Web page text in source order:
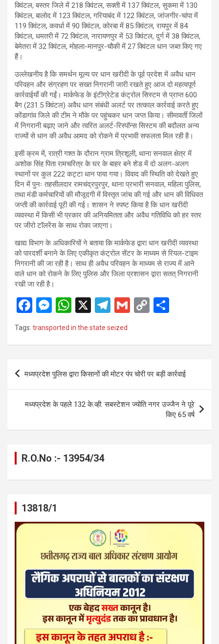
क्विंटल, बस्तर जिले में 218 क्विंटल, सक्ती में 137 क्विंटल, सुकमा में 130
क्विंटल, बालोद में 123 क्विंटल, गरियाबंद में 122 क्विंटल, जांजगीर-चांपा में
119 क्विंटल, कवर्धा में 90 क्विंटल, कोरबा में 85 क्विंटल, रायपुर में 84
क्विंटल, धमतरी में 72 क्विंटल, नारायणपुर में 53 क्विंटल, दुर्ग में 38 क्विंटल,
बेमेतरा में 32 क्विंटल, मोहला-मानपुर-चौकी में 27 क्विंटल धान जब्त किए गए
हैं।
उल्लेखनीय है कि समर्थन मूल्य पर धान खरीदी के पूर्व प्रदेश में अवैध धान
परिवहन और संग्रहण पर सख्त निगरानी जारी रखते हुए आज दो महत्वपूर्ण
कार्रवाईयाँ की गईं। मार्कफेड के इंटीग्रेटेड कंट्रोल सिस्टम से प्राप्त 600
बैग (231.5 क्विंटल) अवैध धान संबंधी अलर्ट पर तत्काल कार्रवाई करते हुए
कोंडागांव जिले की टीम ने मौके पर पहुंचकर धान जप्त किया। सीमावर्ती जिलों
में निगरानी बढ़ाए जाने और त्वरित अलर्ट-रिस्पॉन्स सिस्टम की बदौलत अन्य
राज्यों से धान की अवैध आमद को रोकने में प्रभावी सफलता मिल रही है।
इसी क्रम में, रात्री गश्त के दौरान ग्राम त्रिशूली, थाना सनवाल क्षेत्र में
अशोक सिंह पिता रामचरित्र के घर के बाहर बने शेड में दो अलग-अलग
स्थानों पर कुल 222 कट्टा धान पाया गया। विवाद की स्थिति को देखते हुए
दिन में पुनः तहसीलदार रामचंद्रपुरपुर, थाना प्रभारी सनवाल, महिला पुलिस,
तथा मंडी कर्मचारियों की मौजूदगी में विस्तृत जांच की गई और धान की विधिवत
जप्ती की कार्रवाई पूरी की गई। शासन ने स्पष्ट किया है कि धान खरीदी
व्यवस्था में किसी भी प्रकार की अनियमितता और अवैध गतिविधि को हर स्तर
पर जीरो टॉलरेंस के साथ रोका जाएगा।
खाद्य विभाग के अधिकारियों ने बताया कि मार्कफेड द्वारा धान खरीदी व्यवस्था
को पारदर्शी बनाने के लिए एकीकृत कंट्रोल सेंटर के माध्यम से रियल-टाइम
निगरानी की जा रही है। साथ ही अवैध परिवहन के माध्यम से राज्य में आने
वाले धान को रोकने के लिए पुलिस और जिला प्रशासन द्वारा सतत् निगरानी
रखी जा रही है।
F
a
ce
o
o
k
M
es
se
g
er
W
h
at
A
p
p
X
T
el
e
a
G
C
n
Tags: transported in the state seized
Post
navigation
मध्यप्रदेश पुलिस द्वारा किसानों की मोटर पंप चोरी पर बड़ी कार्रवाई
मध्यप्रदेश के पहले 132 के.व्ही. सबस्टेशन ज्योति नगर उज्जैन ने पूरे
किए 65 वर्ष
R.O.No :- 13954/34
13818/1